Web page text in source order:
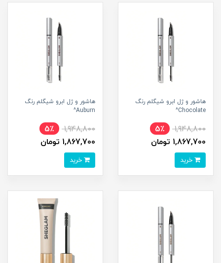
هاشور و ژل ابرو شیگلم رنگ
Chocolate^
1,948,800
5٪
1,867,700 تومان
هاشور و ژل ابرو شیگلم رنگ
Auburn^
1,948,800
5٪
1,867,700 تومان